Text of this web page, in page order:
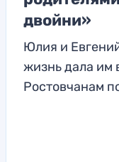
двойни»
Юлия и
жизнь дала им
Ростовчанам